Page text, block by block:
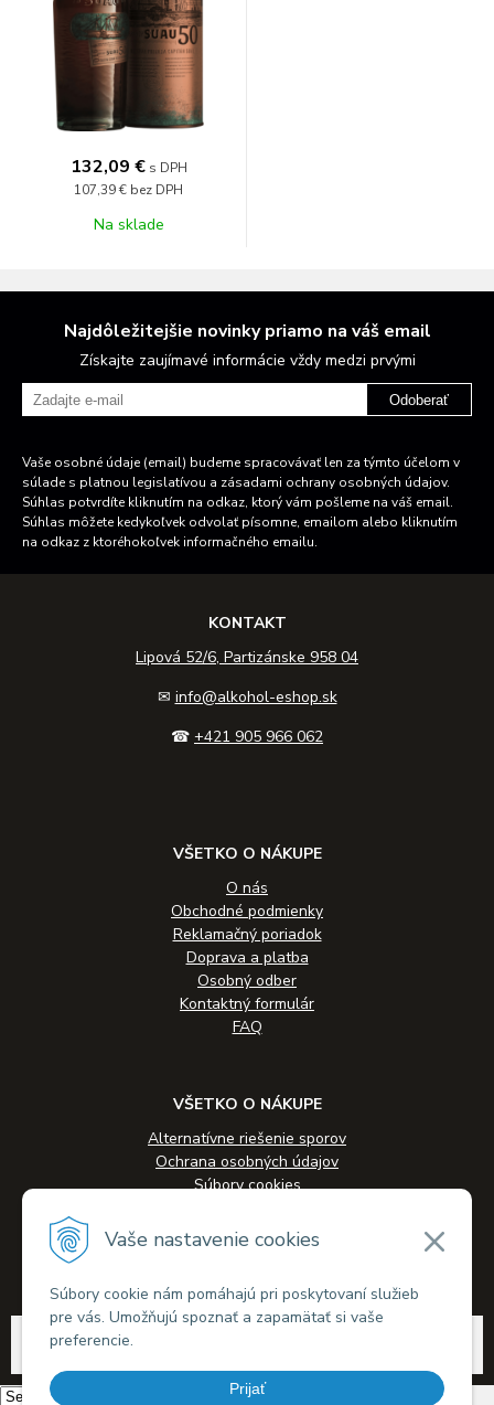
Vaše nastavenie cookies
Súbory cookie nám pomáhajú pri poskytovaní služieb
pre vás. Umožňujú spoznať a zapamätať si vaše
preferencie.
Prijať
132,09 € s DPH
107,39 € bez DPH
Na sklade
Najdôležitejšie novinky priamo na váš email
Získajte zaujímavé informácie vždy medzi prvými
Odoberať
Vaše osobné údaje (email) budeme spracovávať len za týmto účelom v
súlade s platnou legislatívou a zásadami ochrany osobných údajov.
Súhlas potvrdíte kliknutím na odkaz, ktorý vám pošleme na váš email.
Súhlas môžete kedykoľvek odvolať písomne, emailom alebo kliknutím
na odkaz z ktoréhokoľvek informačného emailu.
KONTAKT
Lipová 52/6, Partizánske 958 04
✉ info@alkohol-eshop.sk
☎ +421 905 966 062
VŠETKO O NÁKUPE
O nás
Obchodné podmienky
Reklamačný poriadok
Doprava a platba
Osobný odber
Kontaktný formulár
FAQ
VŠETKO O NÁKUPE
Alternatívne riešenie sporov
Ochrana osobných údajov
Súbory cookies
Veľkoobchodná spolupráca
© 2026 Alkohol-eshop.sk •